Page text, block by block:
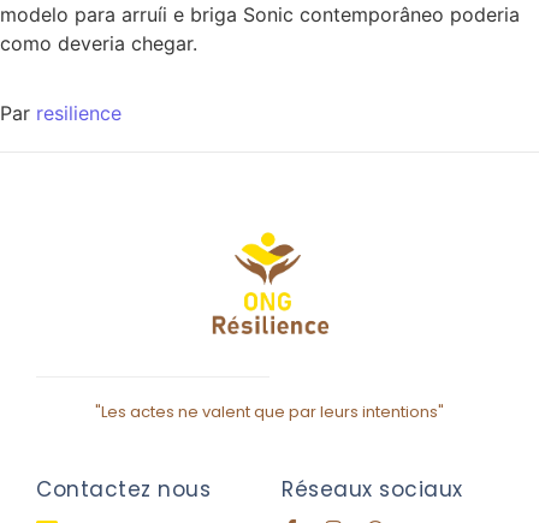
modelo para arruíi e briga Sonic contemporâneo poderia
como deveria chegar.
Par resilience
"Les actes ne valent que par leurs intentions"
Contactez nous Réseaux sociaux